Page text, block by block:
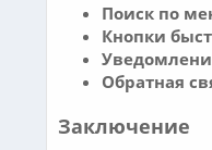
Поиск по
Кнопки
Обратная
Заключение